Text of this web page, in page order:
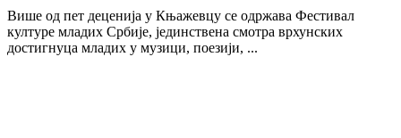
Више од пет деценија у Књажевцу се одржава Фестивал
културе младих Србије, јединствена смотра врхунских
достигнуца младих у музици, поезији, ...